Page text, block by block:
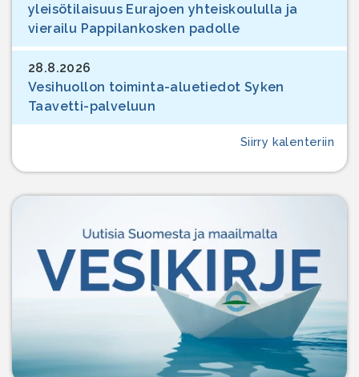
yleisötilaisuus Eurajoen yhteiskoululla ja
vierailu Pappilankosken padolle
28.8.2026
Vesihuollon toiminta-aluetiedot Syken
Taavetti-palveluun
Siirry kalenteriin